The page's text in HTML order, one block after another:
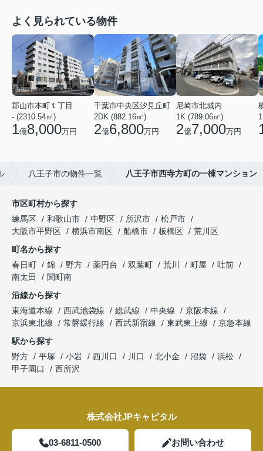
よく見られている物件
郡山市本町１丁目
- (2310.54㎡)
1億8,000万円
千葉市中央区汐見丘町
2DK (882.16㎡)
2億6,800万円
尼崎市北城内
1K (789.06㎡)
2億7,000万円
八王子市の物件一覧 八王子市西寺方町の一棟マンション
市区町村から探す
練馬区
和歌山市 中野区 所沢市
松戸市
大阪市平野区
横浜市南区 船橋市 板橋区
荒川区
町名から探す
春日町
錦 野方 薬円台 双葉町 荒川 町屋
吐前
南太田
関町南
沿線から探す
東海道本線
西武池袋線 総武線 中央線
京阪本線
京浜東北線
常磐緩行線 西武新宿線 東武東上線
京急本線
駅から探す
野方
平塚 小岩 西川口 川口 北小金 沼袋
浜松
甲子園口
西所沢
株式会社JPキャピタル
03-6811-0500 お問い合わせ